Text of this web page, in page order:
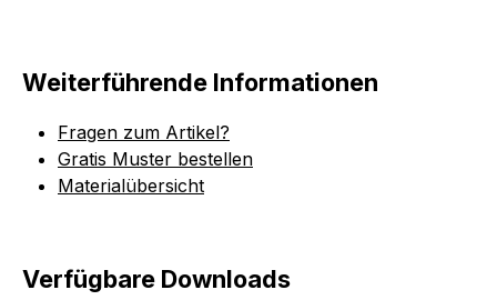
Weiterführende Informationen
Fragen zum Artikel?
Gratis Muster bestellen
Materialübersicht
Verfügbare Downloads